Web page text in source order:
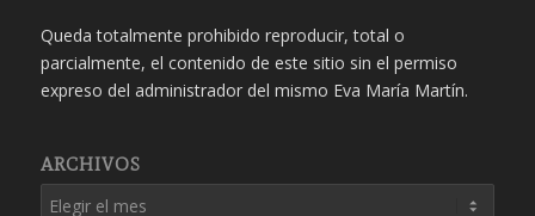
Queda totalmente prohibido reproducir, total o
parcialmente, el contenido de este sitio sin el permiso
expreso del administrador del mismo Eva María Martín.
ARCHIVOS